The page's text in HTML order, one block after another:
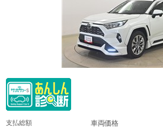
支払総額 車両価格